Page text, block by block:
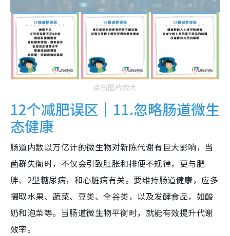
点击图片放大
12个减肥误区｜11.忽略肠道微生
态健康
肠道内数以万亿计的微生物对新陈代谢有巨大影响，当
菌群失衡时，不仅会引致肚胀和排便不规律，更与肥
胖、2型糖尿病，和心脏病有关。要维持肠道健康，应多
摄取水果、蔬菜、豆类、全谷类，以及发酵食品，如酸
奶和泡菜等。当肠道微生物平衡时，就能有效提升代谢
效率。